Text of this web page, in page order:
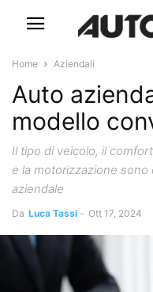
Home Aziendali
Auto
modello
Il tipo di veicolo, il
e la motorizzazione
aziendale
Da Luca Tassi - Ott 17, 2024